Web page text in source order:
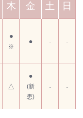
木 金 土 日
●
※
● - -
△
●
(新
患)
- -